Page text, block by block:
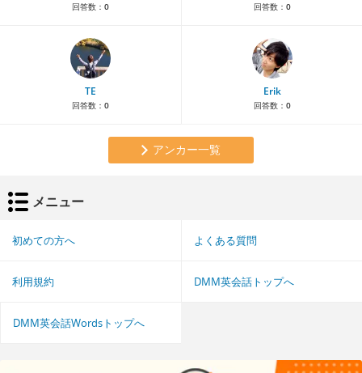
回答数： 0 回答数： 0
TE
回答数： 0
Erik
回答数： 0
アンカー一覧
メニュー
初めての方へ よくある質問
利用規約 DMM英会話トップへ
DMM英会話Wordsトップへ